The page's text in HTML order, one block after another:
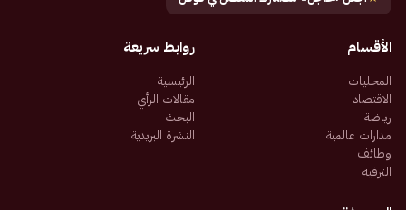
الأقسام
المحليات
الاقتصاد
رياضة
مدارات عالمية
وظائف
الترفيه
روابط سريعة
الرئيسية
مقالات الرأي
البحث
النشرة البريدية